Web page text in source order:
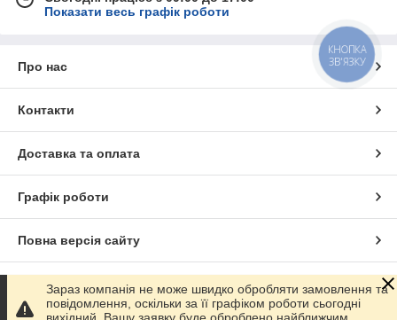
Показати весь графік роботи
Про нас
Контакти
Доставка та оплата
Графік роботи
Повна версія сайту
Сайт створено на маркетплейсіProm.ua
Зараз компанія не може швидко обробляти замовлення та
повідомлення, оскільки за її графіком роботи сьогодні
КНОПКА
ЗВ'ЯЗКУ